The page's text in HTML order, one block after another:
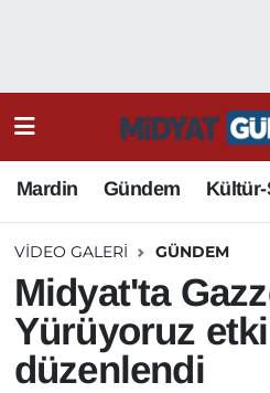
Mardin Gündem Kültür-
VIDEO GALERI GÜNDEM
Midyat'ta
Yürüyoruz
düzenlendi